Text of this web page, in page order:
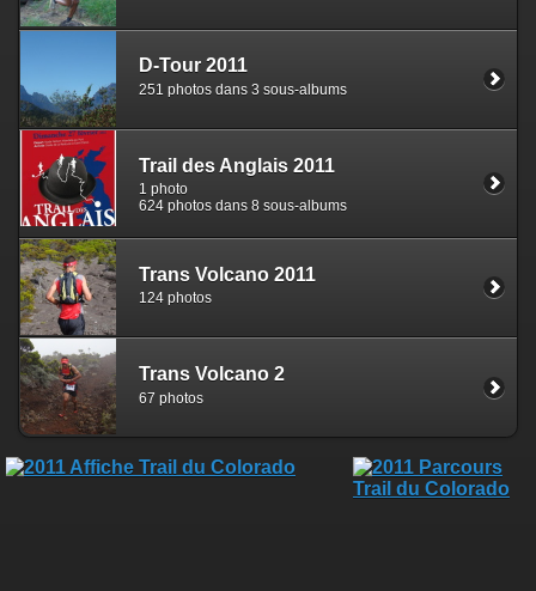
D-Tour 2011
251 photos dans 3 sous-albums
Trail des Anglais 2011
1 photo
624 photos dans 8 sous-albums
Trans Volcano 2011
124 photos
Trans Volcano 2
67 photos